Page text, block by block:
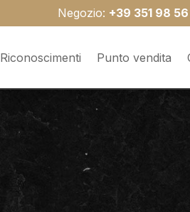
Negozio: +39 351 98
Riconoscimenti Punto vendita